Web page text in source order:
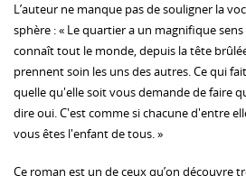
L’auteur ne manque pas de souligner la
sphère : « Le quartier a un magnifique
connaît tout le monde, depuis la tête
prennent soin les uns des autres. Ce qui
quelle qu'elle soit vous demande de faire
dire oui. C'est comme si chacune d'entre
vous êtes l'enfant de tous. »
Ce roman est un de ceux qu’on découvre